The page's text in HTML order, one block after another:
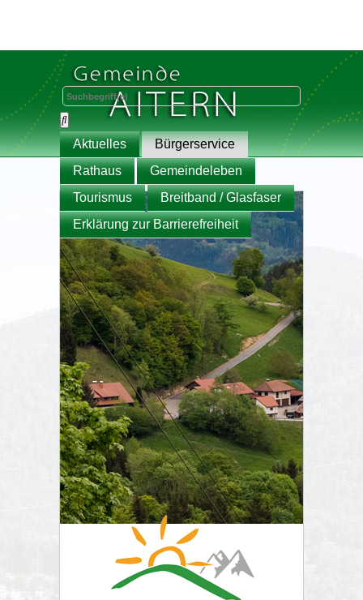
Aktuelles
Bürgerservice
Rathaus
Gemeindeleben
Tourismus
Breitband / Glasfaser
Erklärung zur Barrierefreiheit